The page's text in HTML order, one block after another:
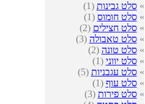
»סלט גבינות (1)
»סלט חומוס (1)
»סלט חצילים (2)
»סלט טאבולה (3)
»סלט טונה (2)
»סלט יווני (1)
»סלט עגבניות (5)
»סלט עוף (1)
»סלט פירות (3)